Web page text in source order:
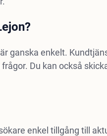
är ganska enkelt.
Du kan också
enkel tillgång till